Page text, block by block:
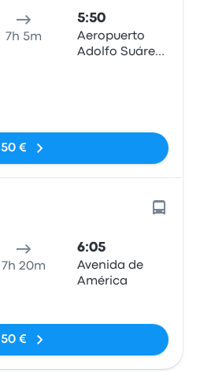
7h 5m
5:50
Aeropuerto
Adolfo Suárez
50 €
7h 20m
6:05
Avenida de
América
50 €